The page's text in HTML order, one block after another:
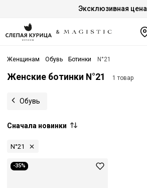
Эксклюзивная цена
Женщинам Обувь Ботинки N°21
Женские ботинки N°21 1 товар
Обувь
Сначала новинки
N°21
-35%